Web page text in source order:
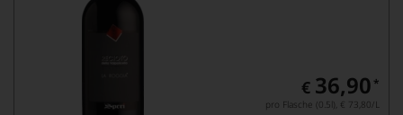
€ 36,90 *
pro Flasche (0.5l), € 73,80/L